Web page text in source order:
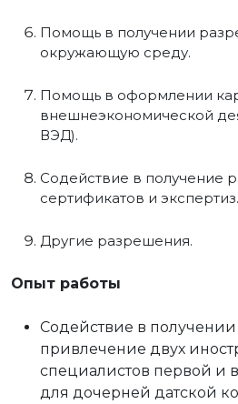
Помощь в получении
окружающую среду.
Помощь в оформлении
внешнеэкономической
ВЭД).
Содействие в получение
сертификатов и экспертиз.
Другие разрешения.
Опыт работы
Содействие в
привлечение двух
специалистов первой и
для дочерней датской